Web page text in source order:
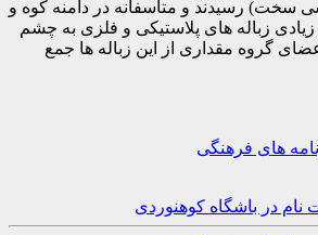
و متاسفانه در دامنه کوه و
های پلاستیکی و فلزی به چشم
از این زباله ها جمع